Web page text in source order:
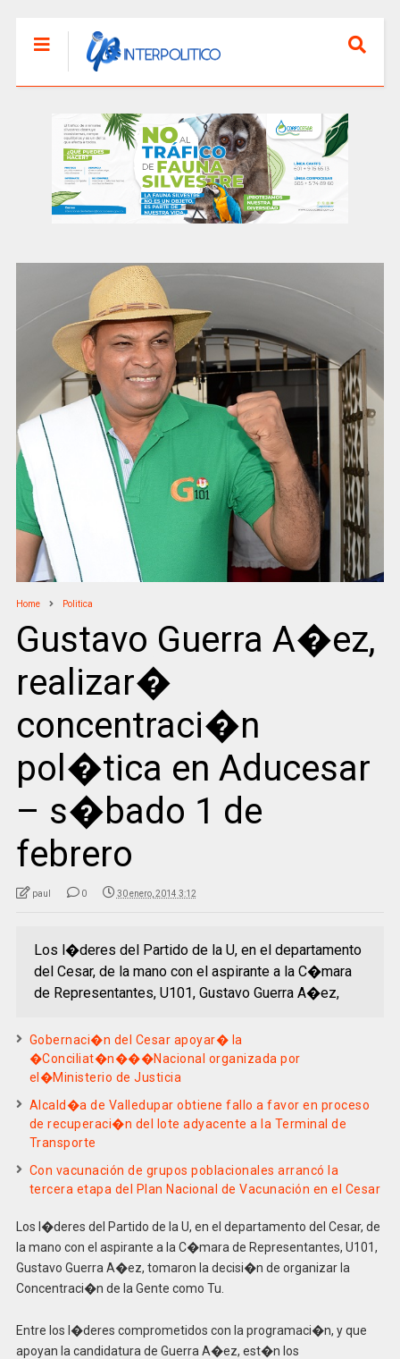
Home Politica
Gustavo Guerra A�ez,
realizar�
concentraci�n
pol�tica en Aducesar
– s�bado 1 de
febrero
paul 0 30 enero, 2014 3:12
Los l�deres del Partido de la U, en el departamento
del Cesar, de la mano con el aspirante a la C�mara
de Representantes, U101, Gustavo Guerra A�ez,
Gobernaci�n del Cesar apoyar� la
�Conciliat�n���Nacional organizada por
el�Ministerio de Justicia
Alcald�a de Valledupar obtiene fallo a favor en proceso
de recuperaci�n del lote adyacente a la Terminal de
Transporte
Con vacunación de grupos poblacionales arrancó la
tercera etapa del Plan Nacional de Vacunación en el Cesar
Los l�deres del Partido de la U, en el departamento del Cesar, de
la mano con el aspirante a la C�mara de Representantes, U101,
Gustavo Guerra A�ez, tomaron la decisi�n de organizar la
Concentraci�n de la Gente como Tu.
Entre los l�deres comprometidos con la programaci�n, y que
apoyan la candidatura de Guerra A�ez, est�n los